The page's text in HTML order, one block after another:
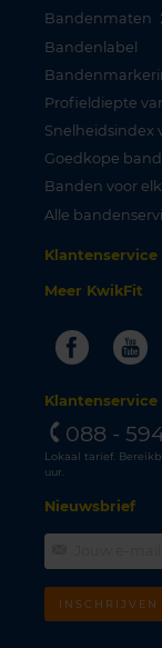
Bandenmaten
Bandenlabel
Profieldiepte
Snelheidsindex
Goedkope
Banden voor
Alle
Klantenservice
Meer KwikFit
Klantenservice
088 -
Lokaal tarief.
uur.
Nieuwsbrief
INSCHRIJVEN